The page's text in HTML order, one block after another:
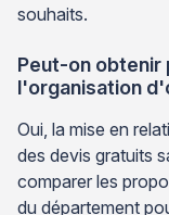
souhaits.
Peut-on obtenir
l'organisation
Oui, la mise en
des devis gratuits
comparer les
du département